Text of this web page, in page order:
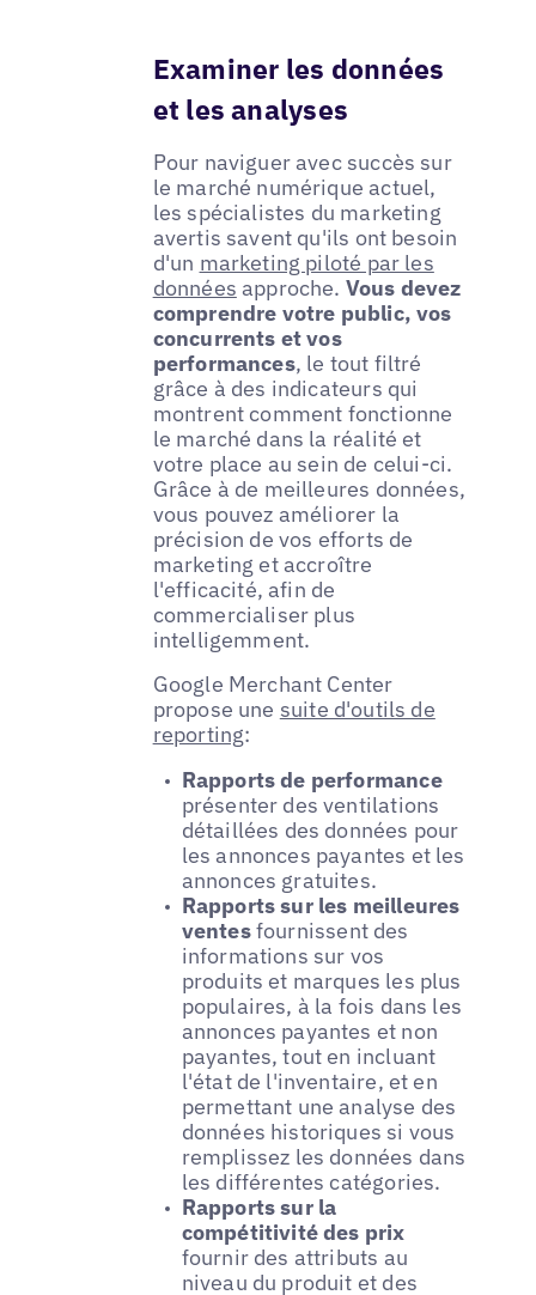
Examiner les données
et les analyses
Pour naviguer avec succès sur
le marché numérique actuel,
les spécialistes du marketing
avertis savent qu'ils ont besoin
d'un marketing piloté par les
données approche. Vous devez
comprendre votre public, vos
concurrents et vos
performances, le tout filtré
grâce à des indicateurs qui
montrent comment fonctionne
le marché dans la réalité et
votre place au sein de celui-ci.
Grâce à de meilleures données,
vous pouvez améliorer la
précision de vos efforts de
marketing et accroître
l'efficacité, afin de
commercialiser plus
intelligemment.
Google Merchant Center
propose une suite d'outils de
reporting:
Rapports de performance
présenter des ventilations
détaillées des données pour
les annonces payantes et les
annonces gratuites.
Rapports sur les meilleures
ventesfournissent des
informations sur vos
produits et marques les plus
populaires, à la fois dans les
annonces payantes et non
payantes, tout en incluant
l'état de l'inventaire, et en
permettant une analyse des
données historiques si vous
remplissez les données dans
les différentes catégories.
Rapports sur la
compétitivité des prix
fournir des attributs au
niveau du produit et des